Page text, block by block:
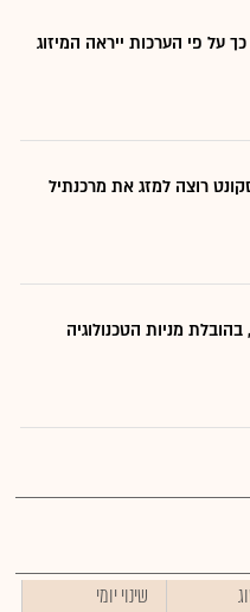
על פי הערכות ייראה המיזוג
רוצה למזג את מרכנתיל
מניות הטכנולוגיה
שינוי יומי